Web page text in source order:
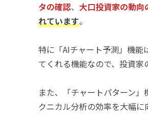
タの確認、 大口投資家の動向
れています。
特に「AIチャート予測」機
てくれる機能なので、投資
また、「チャートパターン
クニカル分析の効率を大幅に